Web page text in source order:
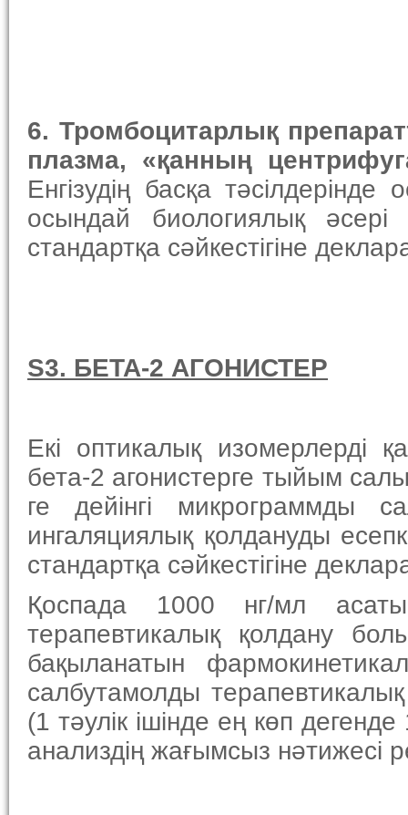
6. Тромбоцитарлық препарат
плазма, «қанның центрифуг
Енгізудің басқа
осындай биологиялық
стандартқа сәйкестігіне
S3. БЕТА-2 АГОНИСТЕР
Екі оптикалық изомерлерді
бета-2 агонистерге тыйым
ге дейінгі микрограммды
ингаляциялық қолдануды
стандартқа сәйкестігіне
Қоспада 1000 нг/мл
терапевтикалық қолдану
бақыланатын
салбутамолды
(1 тәулік ішінде ең көп
анализдің жағымсыз нәтижесі